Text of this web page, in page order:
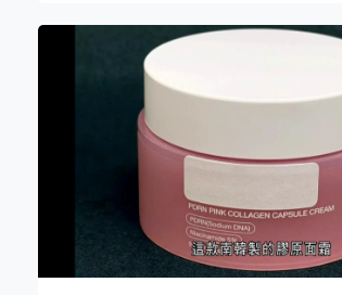
性戰略穩定關係，更好造福兩國人民。